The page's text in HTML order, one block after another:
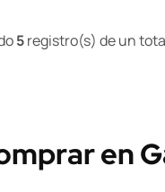
5registro(s) de un
en